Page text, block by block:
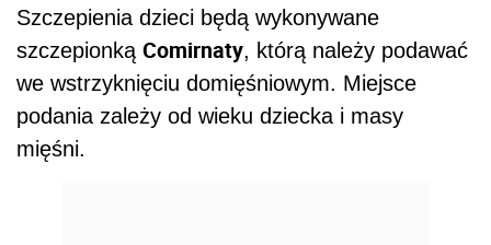
Szczepienia dzieci będą wykonywane
szczepionką Comirnaty, którą należy podawać
we wstrzyknięciu domięśniowym. Miejsce
podania zależy od wieku dziecka i masy
mięśni.